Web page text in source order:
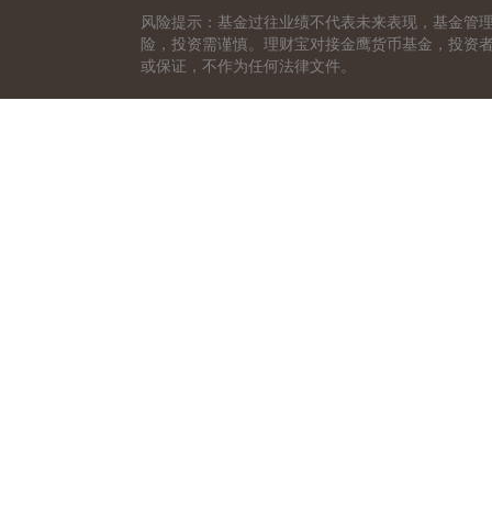
风险提示：基金过往业绩不代表未来表现，基金管
险，投资需谨慎。理财宝对接金鹰货币基金，投资
或保证，不作为任何法律文件。